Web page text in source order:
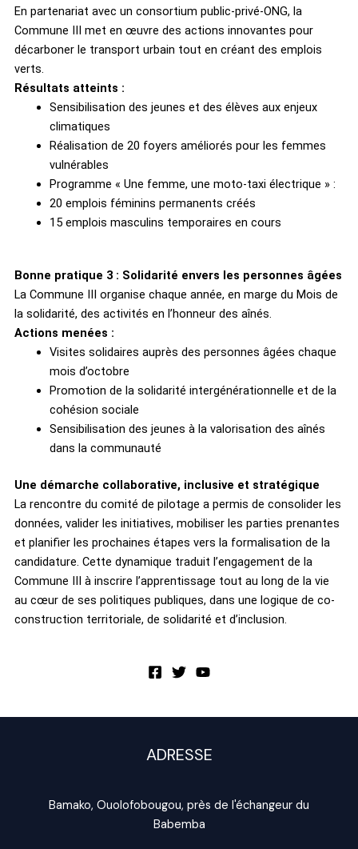
En partenariat avec un consortium public-privé-ONG, la
Commune III met en œuvre des actions innovantes pour
décarboner le transport urbain tout en créant des emplois
verts.
Résultats atteints :
Sensibilisation des jeunes et des élèves aux enjeux
climatiques
Réalisation de 20 foyers améliorés pour les femmes
vulnérables
Programme « Une femme, une moto-taxi électrique » :
20 emplois féminins permanents créés
15 emplois masculins temporaires en cours
Bonne pratique 3 : Solidarité envers les personnes âgées
La Commune III organise chaque année, en marge du Mois de
la solidarité, des activités en l’honneur des aînés.
Actions menées :
Visites solidaires auprès des personnes âgées chaque
mois d’octobre
Promotion de la solidarité intergénérationnelle et de la
cohésion sociale
Sensibilisation des jeunes à la valorisation des aînés
dans la communauté
Une démarche collaborative, inclusive et stratégique
La rencontre du comité de pilotage a permis de consolider les
données, valider les initiatives, mobiliser les parties prenantes
et planifier les prochaines étapes vers la formalisation de la
candidature. Cette dynamique traduit l’engagement de la
Commune III à inscrire l’apprentissage tout au long de la vie
au cœur de ses politiques publiques, dans une logique de co-
construction territoriale, de solidarité et d’inclusion.
ADRESSE
Bamako, Ouolofobougou, près de l'échangeur du
Babemba